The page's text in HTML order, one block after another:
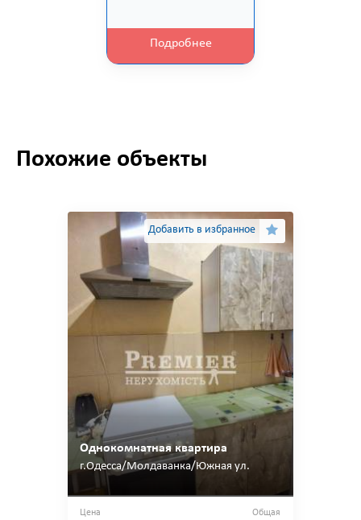
Подробнее
Похожие объекты
Добавить в избранное
Однокомнатная квартира
г.Одесса/Молдаванка/Южная ул.
Цена Общая